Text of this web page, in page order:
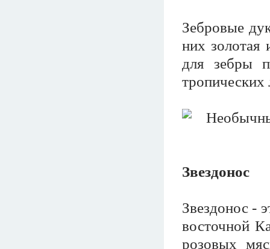
Зебровые
них золотая
для зебры
тропических
Звездонос
Звездонос -
восточной
розовых